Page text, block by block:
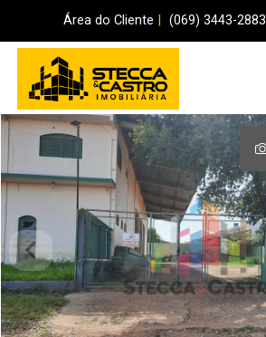
Área do Cliente (069) 3443-2883